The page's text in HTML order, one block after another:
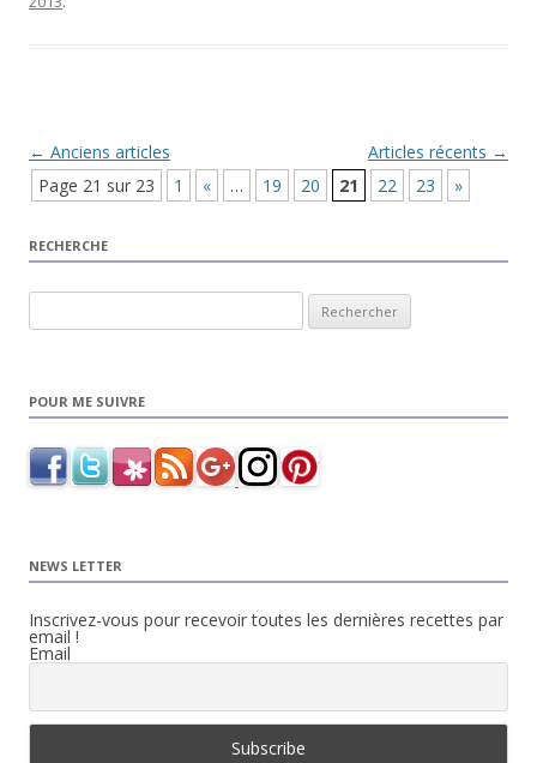
Navigation Article
← Anciens articles Articles récents →
Page 21 sur 23
1 « … 19 20 21 22 23 »
RECHERCHE
POUR ME SUIVRE
NEWS LETTER
Inscrivez-vous pour recevoir toutes les dernières recettes par
email !
Email